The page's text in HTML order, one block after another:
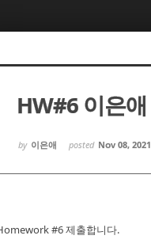
HW#6 이은애
by 이은애 posted Nov 08, 2021
#6 제출합니다.